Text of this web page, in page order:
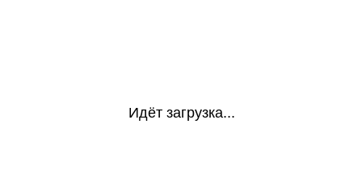
Идёт загрузка...